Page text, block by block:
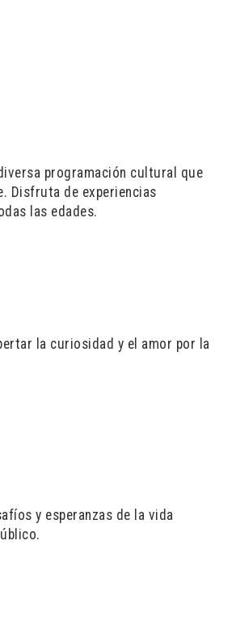
programación cultural que
Disfruta de experiencias
las edades.
la curiosidad y el amor por la
y esperanzas de la vida